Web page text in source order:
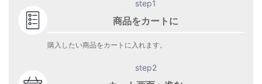
step1
商品をカートに
購入したい商品をカートに入れます。
step2